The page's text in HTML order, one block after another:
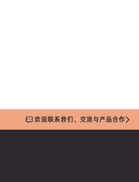
欢迎联系我们，交流与产品合作